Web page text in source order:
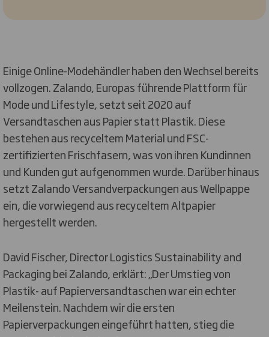
Einige Online-Modehändler haben den Wechsel bereits
vollzogen. Zalando, Europas führende Plattform für
Mode und Lifestyle, setzt seit 2020 auf
Versandtaschen aus Papier statt Plastik. Diese
bestehen aus recyceltem Material und FSC-
zertifizierten Frischfasern, was von ihren Kundinnen
und Kunden gut aufgenommen wurde. Darüber hinaus
setzt Zalando Versandverpackungen aus Wellpappe
ein, die vorwiegend aus recyceltem Altpapier
hergestellt werden.
David Fischer, Director Logistics Sustainability and
Packaging bei Zalando, erklärt: „Der Umstieg von
Plastik- auf Papierversandtaschen war ein echter
Meilenstein. Nachdem wir die ersten
Papierverpackungen eingeführt hatten, stieg die